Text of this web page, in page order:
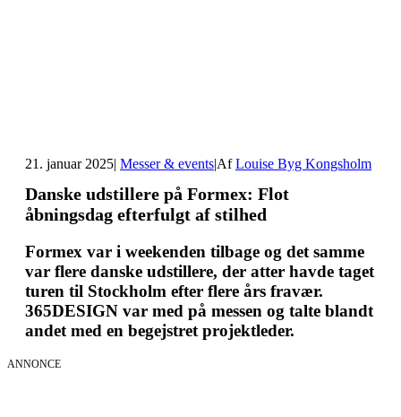
21. januar 2025| Messer & events|AfLouise Byg Kongsholm
Danske udstillere på Formex: Flot
åbningsdag efterfulgt af stilhed
Formex var i weekenden tilbage og det samme
var flere danske udstillere, der atter havde taget
turen til Stockholm efter flere års fravær.
365DESIGN var med på messen og talte blandt
andet med en begejstret projektleder.
ANNONCE